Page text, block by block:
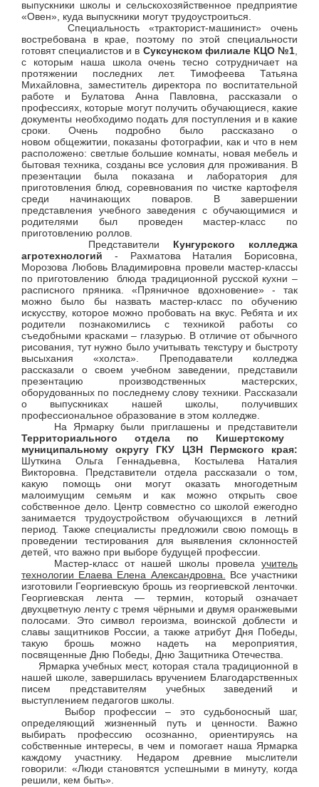
выпускники школы и сельскохозяйственное предприятие
«Овен», куда выпускники могут трудоустроиться.
Специальность «тракторист-машинист» очень
востребована в крае, поэтому по этой специальности
готовят специалистов и в Суксунском филиале КЦО №1
с которым наша школа очень тесно сотрудничает на
протяжении последних лет. Тимофеева Татьяна
Михайловна, заместитель директора по воспитательной
работе и Булатова Анна Павловна, рассказали о
профессиях, которые могут получить обучающиеся, какие
документы необходимо подать для поступления и в какие
сроки. Очень подробно было рассказано о
новом общежитии, показаны фотографии, как и что в нем
расположено: светлые большие комнаты, новая мебель и
бытовая техника, созданы все условия для проживания. В
презентации была показана и лаборатория для
приготовления блюд, соревнования по чистке картофеля
среди начинающих поваров. В завершении
представления учебного заведения с обучающимися и
родителями был проведен мастер-класс по
приготовлению роллов.
Представители Кунгурского колледжа
агротехнологий - Рахматова Наталия Борисовна,
Морозова Любовь Владимировна провели мастер-классы
по приготовлению блюда традиционной русской кухни –
расписного пряника. «Пряничное вдохновение» - так
можно было бы назвать мастер-класс по обучению
искусству, которое можно пробовать на вкус. Ребята и их
родители познакомились с техникой работы со
съедобными красками – глазурью. В отличие от обычного
рисования, тут нужно было учитывать текстуру и быстроту
высыхания «холста». Преподаватели колледжа
рассказали о своем учебном заведении, представили
презентацию производственных мастерских,
оборудованных по последнему слову техники. Рассказали
о выпускниках нашей школы, получивших
профессиональное образование в этом колледже.
На Ярмарку были приглашены и представители
Территориального отдела по Кишертскому
муниципальному округу ГКУ ЦЗН Пермского края:
Шуткина Ольга Геннадьевна, Костылева Наталия
Викторовна. Представители отдела рассказали о том,
какую помощь они могут оказать многодетным
малоимущим семьям и как можно открыть свое
собственное дело. Центр совместно со школой ежегодно
занимается трудоустройством обучающихся в летний
период. Также специалисты предложили свою помощь в
проведении тестирования для выявления склонностей
детей, что важно при выборе будущей профессии.
Мастер-класс от нашей школы провела учитель
технологии Елаева Елена Александровна.
Все участники
изготовили Георгиевскую брошь из георгиевской ленточки.
Георгиевская лента — термин, который означает
двухцветную ленту с тремя чёрными и двумя оранжевыми
полосами. Это символ героизма, воинской доблести и
славы защитников России, а также атрибут Дня Победы,
такую брошь можно надеть на мероприятия,
посвященные Дню Победы, Дню Защитника Отечества.
Ярмарка учебных мест, которая стала традиционной в
нашей школе, завершилась вручением Благодарственных
писем представителям учебных заведений и
выступлением педагогов школы.
Выбор профессии – это судьбоносный шаг,
определяющий жизненный путь и ценности. Важно
выбирать профессию осознанно, ориентируясь на
собственные интересы, в чем и помогает наша Ярмарка
каждому участнику. Недаром древние мыслители
говорили: «Люди становятся успешными в минуту, когда
решили, кем быть».